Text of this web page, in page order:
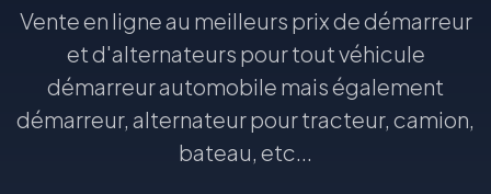
Vente en ligne au meilleurs prix de démarreur
et d'alternateurs pour tout véhicule
démarreur automobile mais également
démarreur, alternateur pour tracteur, camion,
bateau, etc...